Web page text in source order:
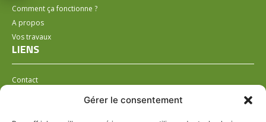
Gérer le consentement
Comment ça fonctionne ?
A propos
Vos travaux
LIENS
Contact